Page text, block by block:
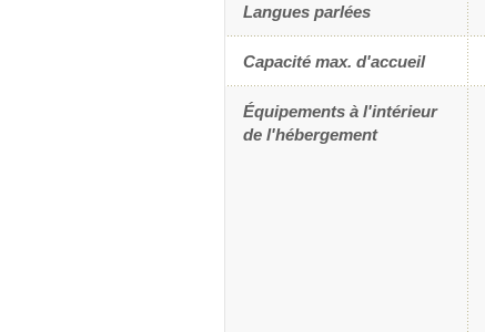
Langues parlées
Capacité max. d'accueil
Équipements à l'intérieur
de l'hébergement